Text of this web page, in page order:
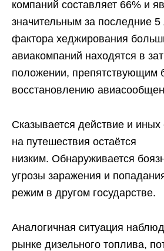
компаний составляет 66% и
значительным за последние 5
фактора хеджирования
авиакомпаний находятся в
положении, препятствующим
восстановлению
Сказывается действие и
на путешествия остаётся
низким. Обнаруживается
угрозы заражения и
режим в другом государстве.
Аналогичная ситуация
рынке дизельного топлива,